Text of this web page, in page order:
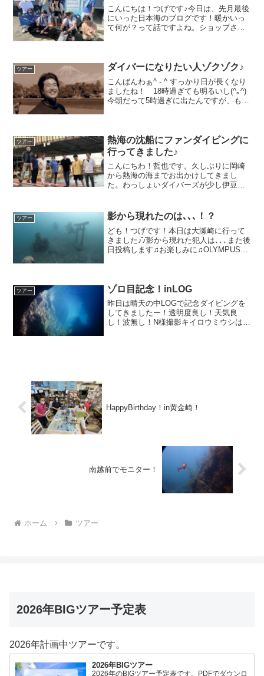
こんにちは！つげです♪今日は、先月最後
にいった日本海のブログです！暖かいっ
て何が？って話ですよね。ショップさん
ってると温泉気分です...
ツアー ダイバーになりたい人ゾクゾク♪
こんばんわぁ^ - ^ すっかり日が長くなり
ましたね！ 18時過ぎても明るいし(^｡^)
今朝だって5時過ぎに出たんですが、もう
は21...
ツアー
熱海の沈船にファンダイビングに
行ってきました♪
こんにちわ！哲也です。久しぶりに岡崎
から熱海の海までお出かけしてきまし
た。わっしょいダイバーズが少し伊豆よ
隅っこに誰かいるような気がするダイビ
ング後は熱海...
ツアー 影から現れたのは､､､！？
ども！つげです！本日は大瀬崎に行って
きました♪̊̈♪̆̈影から現れた犯人は､､､また後
日投稿します♫お楽しみに♫OLYMPUS
ツアー ゾロ目記念！inLOG
昨日は晴天の中LOGで記念ダイビングを
してきましたー！透明度良し！天気良
し！波無し！N様撮影キイロウミウシは余
HappyBirthday！in黄金崎！
南越前でモニター！
ホーム ツアー
2026年BIGツアー予定表
2026年計画中ツアーです。
2026年BIGツアー
2026年のBIGツアー予定表です。PDFでダウンロ